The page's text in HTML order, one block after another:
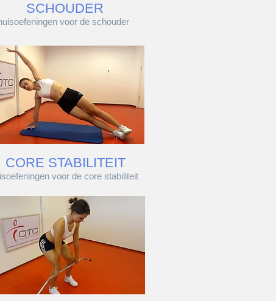
voor de schouder
SCHOUDER
voor de core stabiliteit
CORE STABILITEIT